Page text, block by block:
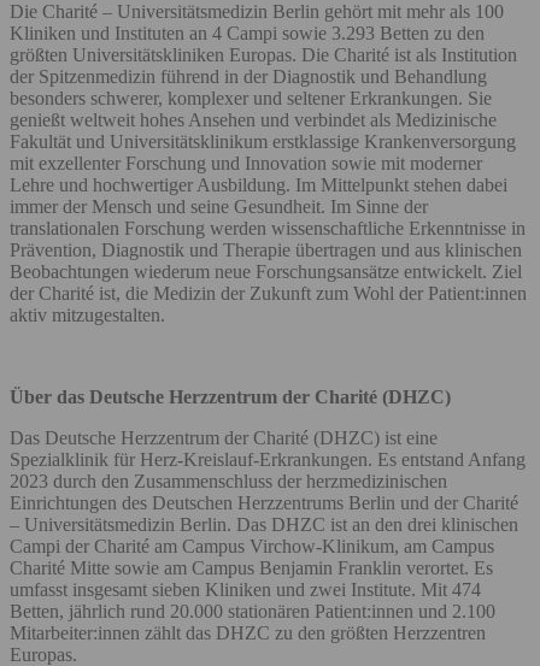
Die Charité – Universitätsmedizin Berlin gehört mit mehr als 100
Kliniken und Instituten an 4 Campi sowie 3.293 Betten zu den
größten Universitätskliniken Europas. Die Charité ist als Institution
der Spitzenmedizin führend in der Diagnostik und Behandlung
besonders schwerer, komplexer und seltener Erkrankungen. Sie
genießt weltweit hohes Ansehen und verbindet als Medizinische
Fakultät und Universitätsklinikum erstklassige Krankenversorgung
mit exzellenter Forschung und Innovation sowie mit moderner
Lehre und hochwertiger Ausbildung. Im Mittelpunkt stehen dabei
immer der Mensch und seine Gesundheit. Im Sinne der
translationalen Forschung werden wissenschaftliche Erkenntnisse in
Prävention, Diagnostik und Therapie übertragen und aus klinischen
Beobachtungen wiederum neue Forschungsansätze entwickelt. Ziel
der Charité ist, die Medizin der Zukunft zum Wohl der Patient:innen
aktiv mitzugestalten.
Über das Deutsche Herzzentrum der Charité (DHZC)
Das Deutsche Herzzentrum der Charité (DHZC) ist eine
Spezialklinik für Herz-Kreislauf-Erkrankungen. Es entstand Anfang
2023 durch den Zusammenschluss der herzmedizinischen
Einrichtungen des Deutschen Herzzentrums Berlin und der Charité
– Universitätsmedizin Berlin. Das DHZC ist an den drei klinischen
Campi der Charité am Campus Virchow-Klinikum, am Campus
Charité Mitte sowie am Campus Benjamin Franklin verortet. Es
umfasst insgesamt sieben Kliniken und zwei Institute. Mit 474
Betten, jährlich rund 20.000 stationären Patient:innen und 2.100
Mitarbeiter:innen zählt das DHZC zu den größten Herzzentren
Europas.